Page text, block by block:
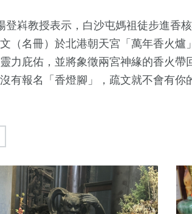
登嵙教授表示，白沙屯媽祖徒步進香
（名冊）於北港朝天宮「萬年香火
力庇佑，並將象徵兩宮神緣的香火
有報名「香燈腳」，疏文就不會有你
91+
農業
144
專欄